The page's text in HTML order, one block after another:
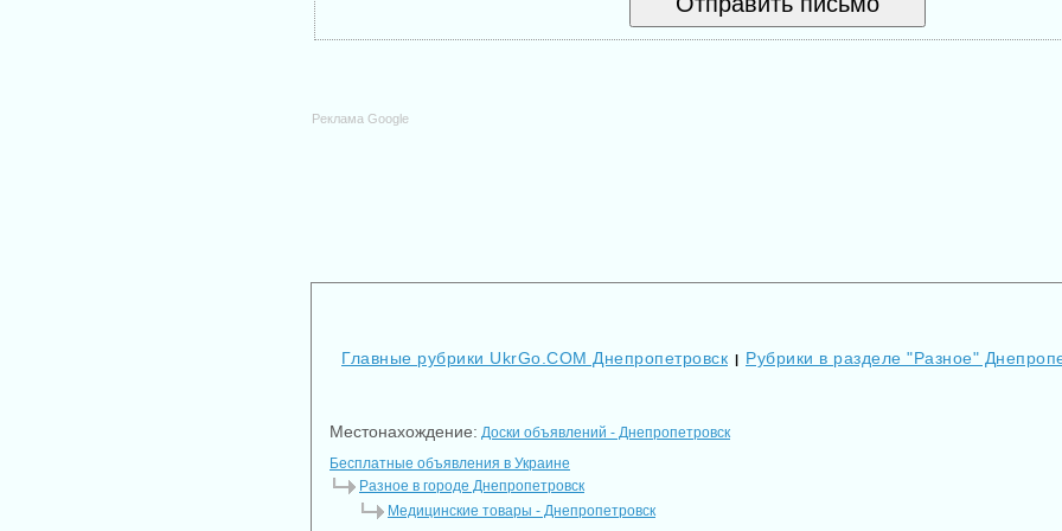
Реклама Google
Главные рубрики UkrGo.COM Днепропетровск | Рубрики в разделе "Разное"
Местонахождение: Доски объявлений - Днепропетровск
Бесплатные объявления в Украине
Разное в городе Днепропетровск
Медицинские товары - Днепропетровск